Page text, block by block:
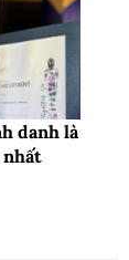
danh là